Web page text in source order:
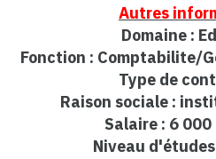
Autres
Domaine :
Fonction : Comptabilite/
Type de
Raison sociale :
Salaire : 6 000
Niveau